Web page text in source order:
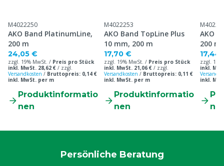
M4022250
AKO Band PlatinumLine,
200 m
24,05 €
zzgl. 19% MwSt. / Preis pro Stück
inkl. MwSt. 28,62 € / zzgl.
Versandkosten / Bruttopreis: 0,14 €
inkl. MwSt. per m
Produktinformatio
nen
M4022253
AKO Band TopLine Plus
10 mm, 200 m
17,70 €
zzgl. 19% MwSt. / Preis pro Stück
inkl. MwSt. 21,06 € / zzgl.
Versandkosten / Bruttopreis: 0,11 €
inkl. MwSt. per m
Produktinformatio
nen
AKO
200 m
17,44
zzgl.
inkl.
inkl.
Persönliche Beratung